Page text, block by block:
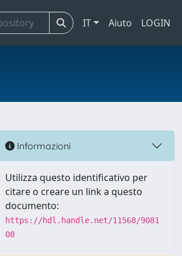
IT Aiuto LOGIN
Informazioni
Utilizza questo identificativo per
citare o creare un link a questo
documento:
https://hdl.handle.net/11568/9081
08